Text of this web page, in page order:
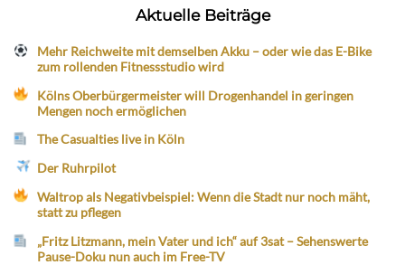
Aktuelle Beiträge
Mehr Reichweite mit demselben Akku – oder wie das E-Bike
zum rollenden Fitnessstudio wird
Kölns Oberbürgermeister will Drogenhandel in geringen
Mengen noch ermöglichen
The Casualties live in Köln
Der Ruhrpilot
Waltrop als Negativbeispiel: Wenn die Stadt nur noch mäht,
statt zu pflegen
„Fritz Litzmann, mein Vater und ich“ auf 3sat – Sehenswerte
Pause-Doku nun auch im Free-TV